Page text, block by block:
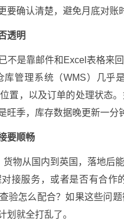
确认清楚，避免月底对账
透明
不是靠邮件和Excel表格来
库管理系统（WMS）几乎
置，以及订单的处理状态
旺季，库存数据晚更新一分
要顺畅
货物从国内到英国，落地
接服务，或者是否有合作
验怎么配合？如果这些问
划就全打乱了。